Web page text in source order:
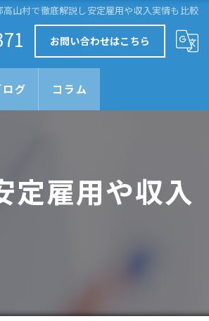
山村で徹底解説し安定雇用や収入実情も比較
お問い合わせはこちら
ログ コラム
定雇用や収入